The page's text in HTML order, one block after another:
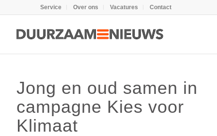
Service Over ons Vacatures Contact
Jong en oud samen in
campagne Kies voor
Klimaat